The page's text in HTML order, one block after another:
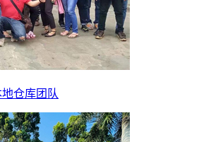
仓库团队